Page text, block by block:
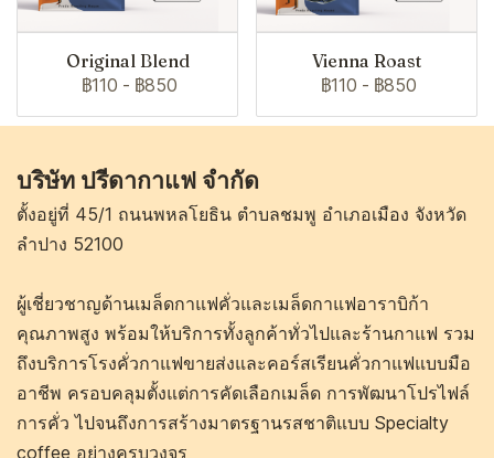
Original Blend
฿110 - ฿850
Vienna Roast
฿110 - ฿850
บริษัท ปรีดากาแฟ จำกัด
ตั้งอยู่ที่ 45/1 ถนนพหลโยธิน ตำบลชมพู อำเภอเมือง จังหวัด
ลำปาง 52100
ผู้เชี่ยวชาญด้านเมล็ดกาแฟคั่วและเมล็ดกาแฟอาราบิก้า
คุณภาพสูง พร้อมให้บริการทั้งลูกค้าทั่วไปและร้านกาแฟ รวม
ถึงบริการโรงคั่วกาแฟขายส่งและคอร์สเรียนคั่วกาแฟแบบมือ
อาชีพ ครอบคลุมตั้งแต่การคัดเลือกเมล็ด การพัฒนาโปรไฟล์
การคั่ว ไปจนถึงการสร้างมาตรฐานรสชาติแบบ Specialty
coffee อย่างครบวงจร